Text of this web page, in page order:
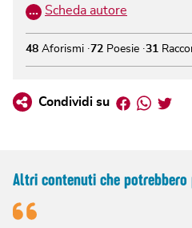
… Scheda autore
48 Aforismi 72 Poesie 31
Condividi su Facebook
Altri contenuti che potrebbero